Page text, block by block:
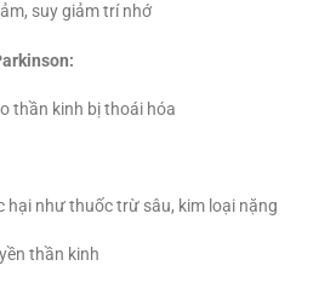
suy giảm trí nhớ
thần kinh bị thoái hóa
hại như thuốc trừ sâu, kim loại nặng
thần kinh